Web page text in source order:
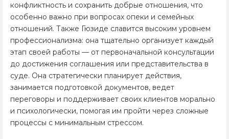
конфликтность и сохранить добрые отношения, что
особенно важно при вопросах опеки и семейных
отношений. Также Гюзиде славится высоким уровнем
профессионализма: она тщательно организует каждый
этап своей работы — от первоначальной консультации
до достижения соглашения или представительства в
суде. Она стратегически планирует действия,
занимается подготовкой документов, ведет
переговоры и поддерживает своих клиентов морально
и психологически, помогая им пройти через сложные
процессы с минимальным стрессом.